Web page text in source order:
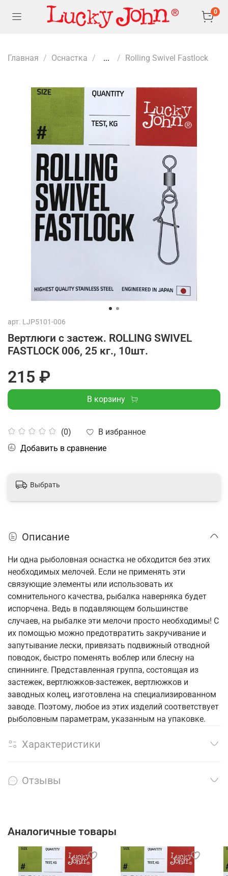
0
Главная Оснастка ... Rolling Swivel Fastlock
арт. LJP5101-006
Вертлюги c застеж. ROLLING SWIVEL
FASTLOCK 006, 25 кг., 10шт.
(0)
В избранное
Добавить в сравнение
215 ₽
В корзину
Выбрать
Описание
Ни одна рыболовная оснастка не обходится без этих
необходимых мелочей. Если не применять эти
связующие элементы или использовать их
сомнительного качества, рыбалка наверняка будет
испорчена. Ведь в подавляющем большинстве
случаев, на рыбалке эти мелочи просто необходимы! С
их помощью можно предотвратить закручивание и
запутывание лески, привязать подвижный отводной
поводок, быстро поменять воблер или блесну на
спиннинге. Представленная группа, состоящая из
застежек, вертлюжков-застежек, вертлюжков и
заводных колец, изготовлена на специализированном
заводе. Поэтому, любое из этих изделий соответствует
рыболовным параметрам, указанным на упаковке.
Характеристики
Отзывы
Аналогичные товары